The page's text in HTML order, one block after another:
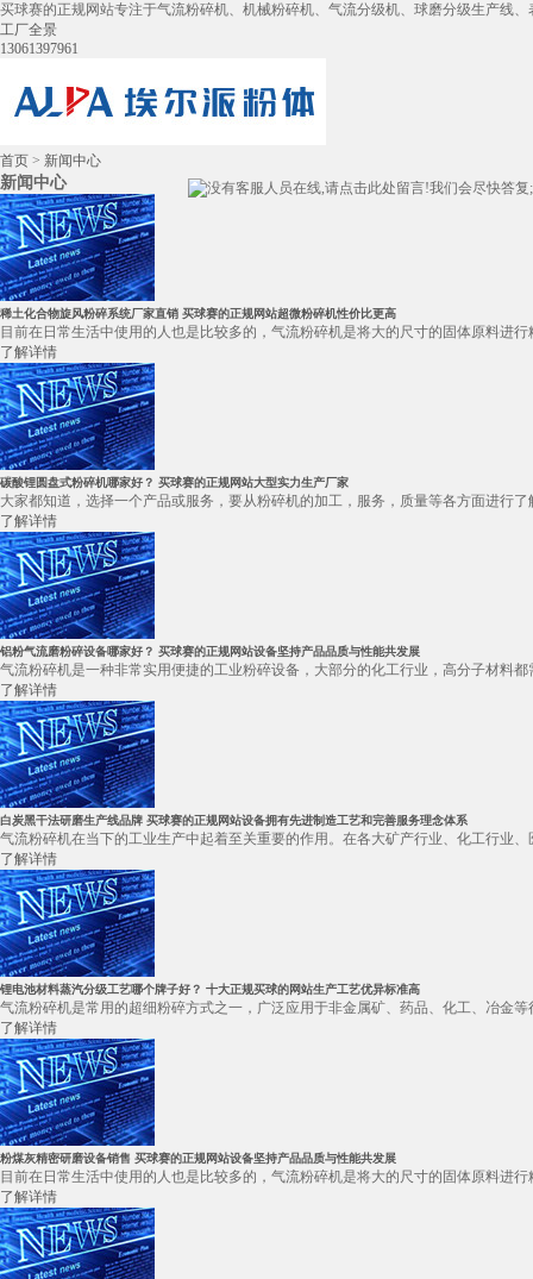
买球赛的正规网站专注于气流粉碎机、机械粉碎机、气流分级机、球磨分级生产线
工厂全景
13061397961
首页 > 新闻中心
新闻中心
稀土化合物旋风粉碎系统厂家直销 买球赛的正规网站超微粉碎机性价比更高
目前在日常生活中使用的人也是比较多的，气流粉碎机是将大的尺寸的固体原料进
了解详情
碳酸锂圆盘式粉碎机哪家好？ 买球赛的正规网站大型实力生产厂家
大家都知道，选择一个产品或服务，要从粉碎机的加工，服务，质量等各方面进行
了解详情
铝粉气流磨粉碎设备哪家好？ 买球赛的正规网站设备坚持产品品质与性能共发展
气流粉碎机是一种非常实用便捷的工业粉碎设备，大部分的化工行业，高分子材料
了解详情
白炭黑干法研磨生产线品牌 买球赛的正规网站设备拥有先进制造工艺和完善服务理念体系
气流粉碎机在当下的工业生产中起着至关重要的作用。在各大矿产行业、化工行业
了解详情
锂电池材料蒸汽分级工艺哪个牌子好？ 十大正规买球的网站生产工艺优异标准高
气流粉碎机是常用的超细粉碎方式之一，广泛应用于非金属矿、药品、化工、冶金
了解详情
粉煤灰精密研磨设备销售 买球赛的正规网站设备坚持产品品质与性能共发展
目前在日常生活中使用的人也是比较多的，气流粉碎机是将大的尺寸的固体原料进
了解详情